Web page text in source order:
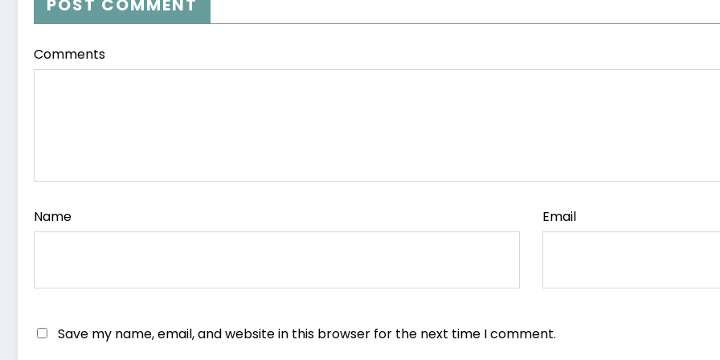
POST COMMENT
Comments
Name Email
Save my name, email, and website in this browser for the next time I comment.